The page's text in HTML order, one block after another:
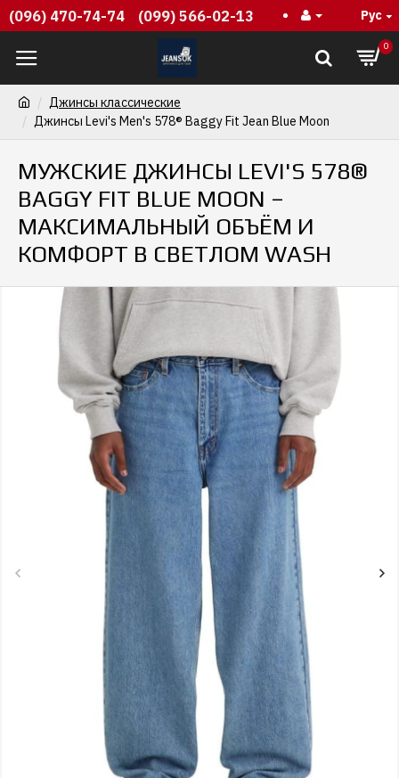
(096) 470-74-74 (099) 566-02-13 Рус
0
Джинсы классические
Джинсы Levi's Men's 578® Baggy Fit Jean Blue Moon
МУЖСКИЕ ДЖИНСЫ LEVI'S 578®
BAGGY FIT BLUE MOON –
МАКСИМАЛЬНЫЙ ОБЪЁМ И
КОМФОРТ В СВЕТЛОМ WASH